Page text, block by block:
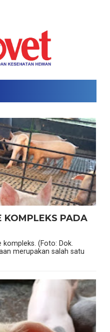
KOMPLEKS PADA
kompleks. (Foto: Dok.
merupakan salah satu